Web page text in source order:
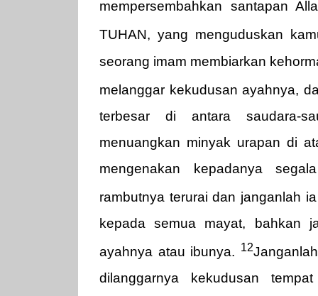
mempersembahkan santapan
TUHAN, yang menguduskan
seorang imam membiarkan
melanggar kekudusan ayahnya,
terbesar di antara saudara-
menuangkan minyak urapan di
mengenakan kepadanya
rambutnya terurai dan janganlah
kepada semua mayat, bahkan
ayahnya atau ibunya. 12
dilanggarnya kekudusan